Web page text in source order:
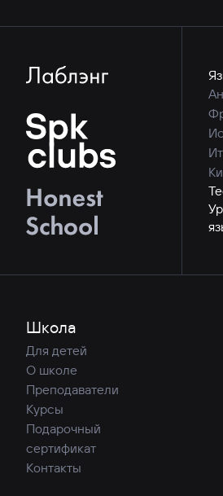
Школа
Для детей
О школе
Преподаватели
Курсы
Подарочный
сертификат
Контакты